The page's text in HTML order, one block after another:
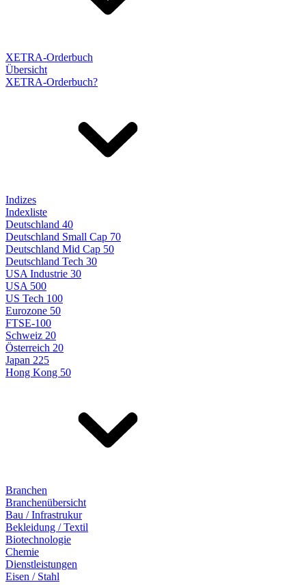
XETRA-Orderbuch
Übersicht
XETRA-Orderbuch?
Indizes
Indexliste
Deutschland 40
Deutschland Small Cap 70
Deutschland Mid Cap 50
Deutschland Tech 30
USA Industrie 30
USA 500
US Tech 100
Eurozone 50
FTSE-100
Schweiz 20
Österreich 20
Japan 225
Hong Kong 50
Branchen
Branchenübersicht
Bau / Infrastrukur
Bekleidung / Textil
Biotechnologie
Chemie
Dienstleistungen
Eisen / Stahl